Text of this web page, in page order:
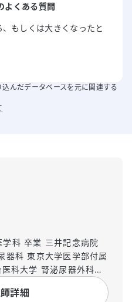
よくある質問
もしくは大きくなったと
んだデータベースを元に関連する
学科 卒業 三井記念病院
器科 東京大学医学部付属
科大学 腎泌尿器外科学
教 琉球大学医学部システ
医学系研究科 泌尿器外
詳細